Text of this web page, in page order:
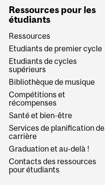
Ressources pour les
étudiants
Ressources
Etudiants de premier cycle
Etudiants de cycles
supérieurs
Bibliothèque de musique
Compétitions et
récompenses
Santé et bien-être
Services de planification de
carrière
Graduation et au-delà !
Contacts des ressources
pour étudiants